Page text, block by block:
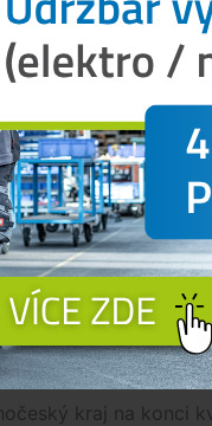
dlouho
Martinem Kubou
přírodní fosfor z
kteří se na
věd ČR za
procesy, ale
rybářství nebo
kvalitu vody
kraj na konci